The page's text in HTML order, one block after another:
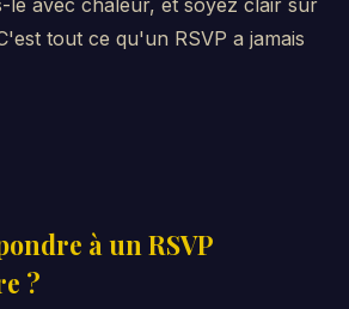
le avec chaleur, et soyez clair sur
tout ce qu'un RSVP a jamais
à un RSVP
?